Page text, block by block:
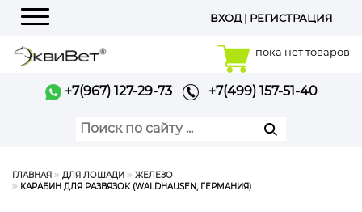
Меню
ВХОД| РЕГИСТРАЦИЯ
пока нет товаров
+7(967) 127-29-73 +7(499) 157-51-40
ГЛАВНАЯ ДЛЯ ЛОШАДИ
ЖЕЛЕЗО
КАРАБИН ДЛЯ РАЗВЯЗОК (WALDHAUSEN, ГЕРМАНИЯ)